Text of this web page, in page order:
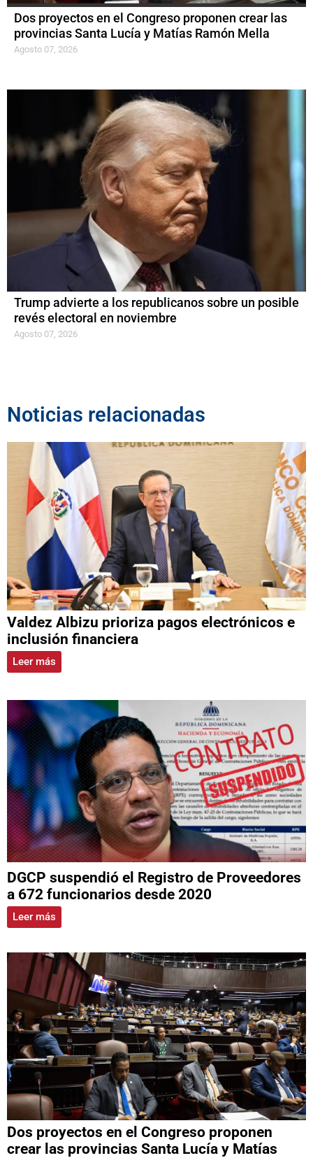
Dos proyectos en el Congreso proponen crear las
provincias Santa Lucía y Matías Ramón Mella
Agosto 07, 2026
Trump advierte a los republicanos sobre un posible
revés electoral en noviembre
Agosto 07, 2026
Noticias relacionadas
Valdez Albizu prioriza pagos electrónicos e
inclusión financiera
Leer más
DGCP suspendió el Registro de Proveedores
a 672 funcionarios desde 2020
Leer más
Dos proyectos en el Congreso proponen
crear las provincias Santa Lucía y Matías